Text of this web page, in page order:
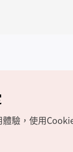
驗，使用